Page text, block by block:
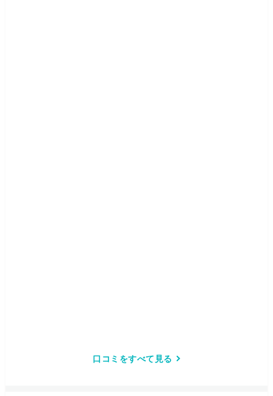
口コミをすべて見る